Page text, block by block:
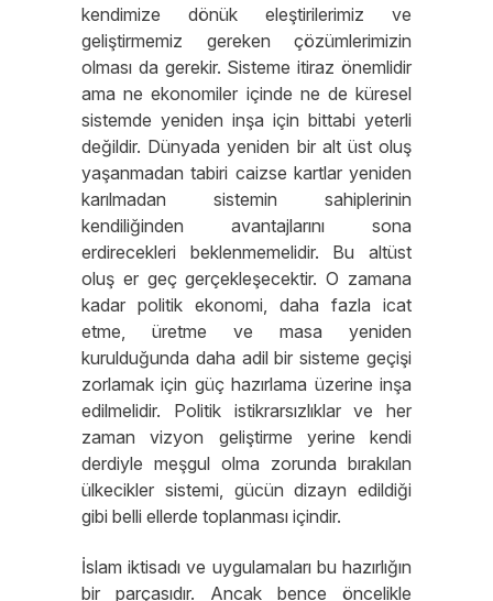
kendimize dönük eleştirilerimiz ve
geliştirmemiz gereken çözümlerimizin
olması da gerekir. Sisteme itiraz önemlidir
ama ne ekonomiler içinde ne de küresel
sistemde yeniden inşa için bittabi yeterli
değildir. Dünyada yeniden bir alt üst oluş
yaşanmadan tabiri caizse kartlar yeniden
karılmadan sistemin sahiplerinin
kendiliğinden avantajlarını sona
erdirecekleri beklenmemelidir. Bu altüst
oluş er geç gerçekleşecektir. O zamana
kadar politik ekonomi, daha fazla icat
etme, üretme ve masa yeniden
kurulduğunda daha adil bir sisteme geçişi
zorlamak için güç hazırlama üzerine inşa
edilmelidir. Politik istikrarsızlıklar ve her
zaman vizyon geliştirme yerine kendi
derdiyle meşgul olma zorunda bırakılan
ülkecikler sistemi, gücün dizayn edildiği
gibi belli ellerde toplanması içindir.
İslam iktisadı ve uygulamaları bu hazırlığın
bir parçasıdır. Ancak bence öncelikle